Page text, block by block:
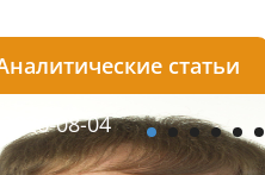
08-05
статьи
2026-08-04
2026-07-23